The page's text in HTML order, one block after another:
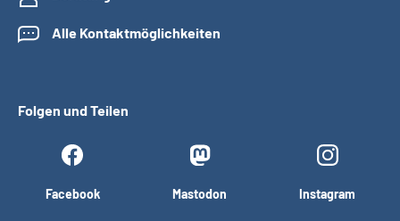
Alle Kontaktmöglichkeiten
Folgen und Teilen
Facebook Mastodon Instagram